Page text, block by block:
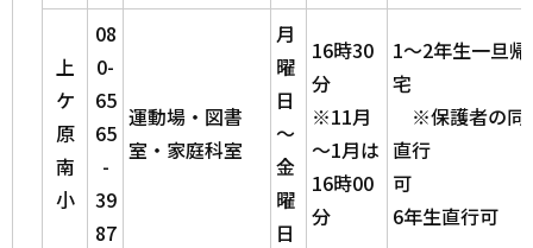
上
ケ
原
南
小
08
0-
65
65
-
39
87
運動場・図書
室・家庭科室
月
曜
日
～
金
曜
日
16時30
分
※11月
～1月は
16時00
分
1～2年生一旦帰
※保護者の同
直行
可
6年生直行可